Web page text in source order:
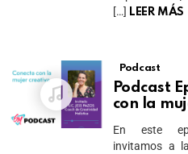
[…] LEER MÁS
Podcast
Podcast
con la
En este
invitamos a